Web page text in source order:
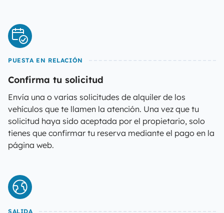
PUESTA EN RELACIÓN
Confirma tu solicitud
Envía una o varias solicitudes de alquiler de los
vehículos que te llamen la atención. Una vez que tu
solicitud haya sido aceptada por el propietario, solo
tienes que confirmar tu reserva mediante el pago en la
página web.
SALIDA